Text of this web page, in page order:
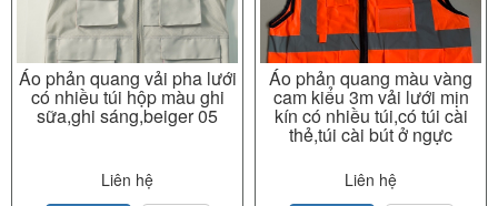
Áo phản quang vải pha lưới
có nhiều túi hộp màu ghi
sữa,ghi sáng,beiger 05
Liên hệ
Áo phản quang màu vàng
cam kiểu 3m vải lưới mịn
kín có nhiều túi,có túi cài
thẻ,túi cài bút ở ngực
Liên hệ